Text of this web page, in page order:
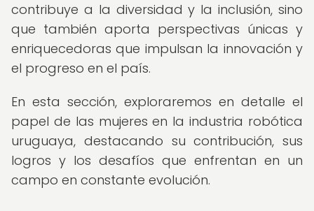
contribuye a la diversidad y la inclusión, sino
que también aporta perspectivas únicas y
enriquecedoras que impulsan la innovación y
el progreso en el país.
En esta sección, exploraremos en detalle el
papel de las mujeres en la industria robótica
uruguaya, destacando su contribución, sus
logros y los desafíos que enfrentan en un
campo en constante evolución.